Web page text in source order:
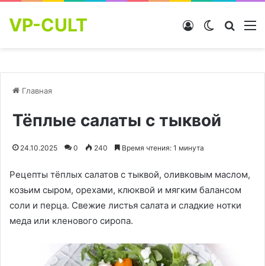
VP-CULT Switch skin
Войти
Главная
Тёплые салаты с тыквой
24.10.2025 0 240 Время чтения: 1 минута
Рецепты тёплых салатов с тыквой, оливковым маслом,
козьим сыром, орехами, клюквой и мягким балансом
соли и перца. Свежие листья салата и сладкие нотки
меда или кленового сиропа.